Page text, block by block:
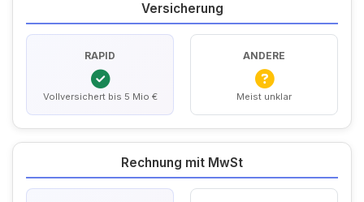
Versicherung
RAPID
Vollversichert bis 5 Mio €
ANDERE
Meist unklar
Rechnung mit MwSt